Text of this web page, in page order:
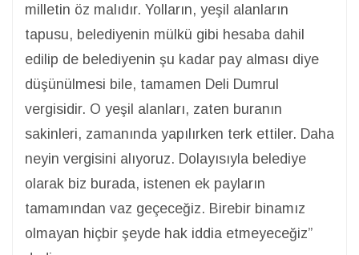
milletin öz malıdır. Yolların, yeşil alanların
tapusu, belediyenin mülkü gibi hesaba dahil
edilip de belediyenin şu kadar pay alması diye
düşünülmesi bile, tamamen Deli Dumrul
vergisidir. O yeşil alanları, zaten buranın
sakinleri, zamanında yapılırken terk ettiler. Daha
neyin vergisini alıyoruz. Dolayısıyla belediye
olarak biz burada, istenen ek payların
tamamından vaz geçeceğiz. Birebir binamız
olmayan hiçbir şeyde hak iddia etmeyeceğiz”